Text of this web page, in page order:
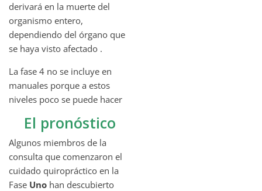
derivará en la muerte del
organismo entero,
dependiendo del órgano que
se haya visto afectado .
La fase 4 no se incluye en
manuales porque a estos
niveles poco se puede hacer
El pronóstico
Algunos miembros de la
consulta que comenzaron el
cuidado quiropráctico en la
Fase Uno han descubierto